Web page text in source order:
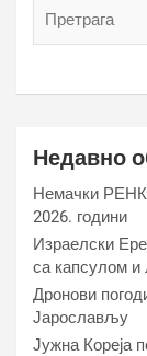
Недавно
Немачки РЕНК
2026. години
Израелски
са капсулом и
Дронови
Јарослављу
Јужна Кореја